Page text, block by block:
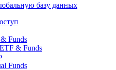
базу данных
Funds
& Funds
Funds